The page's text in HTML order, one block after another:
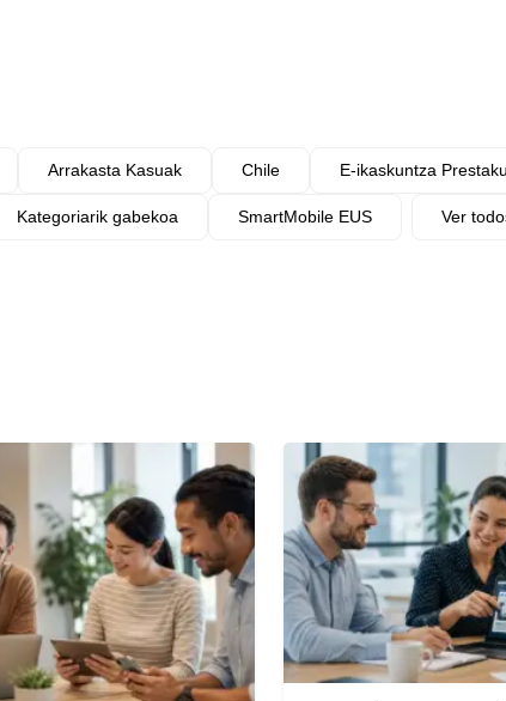
Arrakasta Kasuak Chile E-ikaskuntza
Kategoriarik gabekoa SmartMobile EUS Ver